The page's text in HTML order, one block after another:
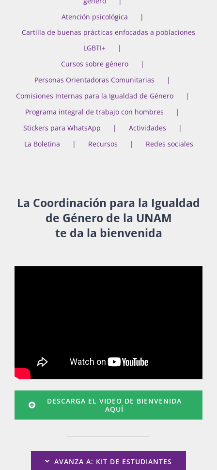
Actividades
La Boletina
Blog
Publicaciones
Atención psicológica
Cartilla de buenas prácticas enfocadas a poblaciones
LGBTI+
Cursos sobre género
Personas Orientadoras Comunitarias
Comisiones Internas para la Igualdad de Género
Programa integral de trabajo con hombres
Stickers para WhatsApp
Actividades
La Boletina
Recursos Redes sociales
La Coordinación para la Igualdad
de Género de la UNAM
te da la bienvenida
DESCARGA EL VIDEO DE BIENVENIDA
AQUÍ
AVANZA A: KIT DE ESTUDIANTES